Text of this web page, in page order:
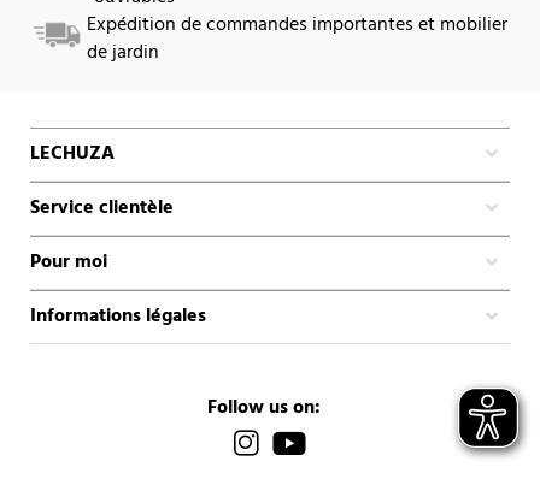
Expédition de commandes importantes et mobilier
de jardin
LECHUZA
Service clientèle
Pour moi
Informations légales
Follow us on: